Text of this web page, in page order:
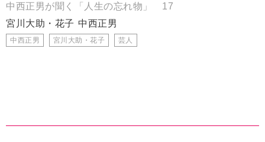
中西正男が聞く「人生の忘れ物」 17
宮川大助・花子 中西正男
中西正男 宮川大助・花子 芸人